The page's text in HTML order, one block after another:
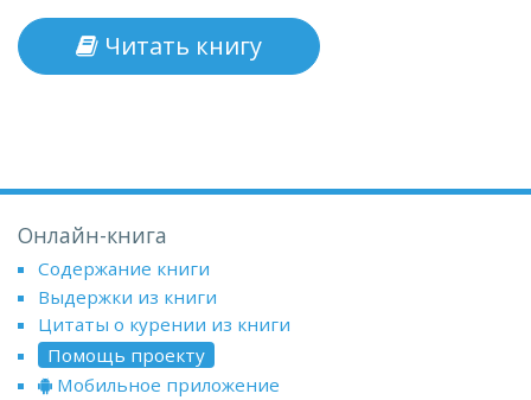
Читать книгу
Онлайн-книга
Содержание книги
Выдержки из книги
Цитаты о курении из книги
Помощь проекту
Мобильное приложение